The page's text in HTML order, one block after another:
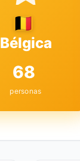
Bélgica
68
personas